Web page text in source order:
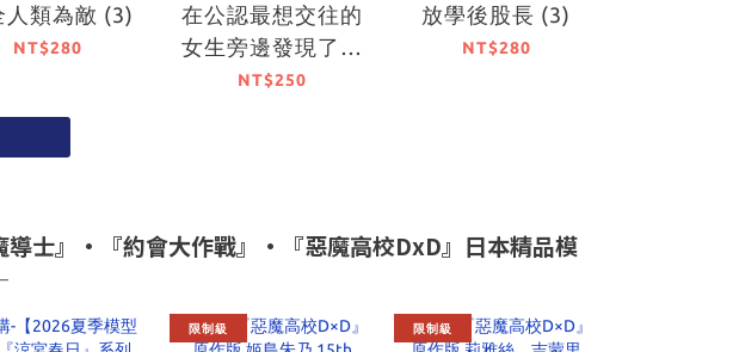
人類為敵 (3)
NT$280
在公認最想交往的
女生旁邊發現了天
里同學 (2)
NT$250
放學後股長 (3)
NT$280
導士』•『約會大作戰』•『惡魔高校DxD』日本精品模
限制級 限制級